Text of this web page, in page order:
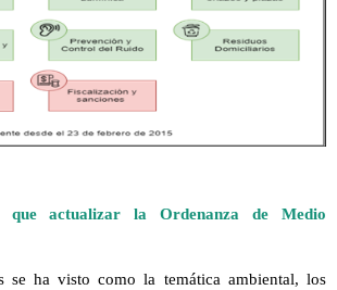
actualizar la Ordenanza de Medio
se ha visto como la temática ambiental, los